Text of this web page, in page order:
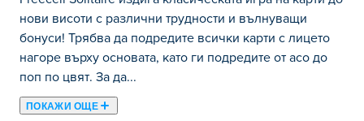
нови висоти с различни трудности и вълнуващи
бонуси! Трябва да подредите всички карти с лицето
нагоре върху основата, като ги подредите от асо до
поп по цвят. За да...
ПОКАЖИ ОЩЕ